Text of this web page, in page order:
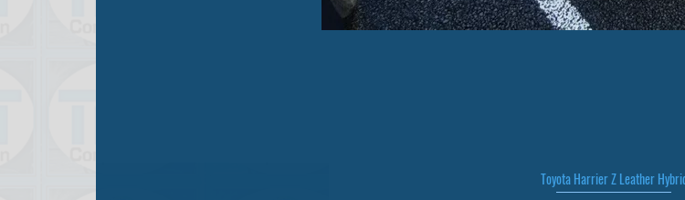
Быстрый просмотр
Toyota Harrier Z Leather